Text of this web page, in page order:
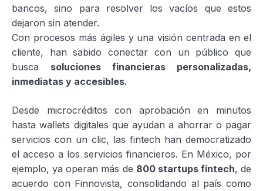
bancos, sino para resolver los vacíos que estos
dejaron sin atender.
Con procesos más ágiles y una visión centrada en el
cliente, han sabido conectar con un público que
busca soluciones financieras personalizadas,
inmediatas y accesibles.
Desde microcréditos con aprobación en minutos
hasta wallets digitales que ayudan a ahorrar o pagar
servicios con un clic, las fintech han democratizado
el acceso a los servicios financieros. En México, por
ejemplo, ya operan más de 800 startups fintech, de
acuerdo con Finnovista, consolidando al país como